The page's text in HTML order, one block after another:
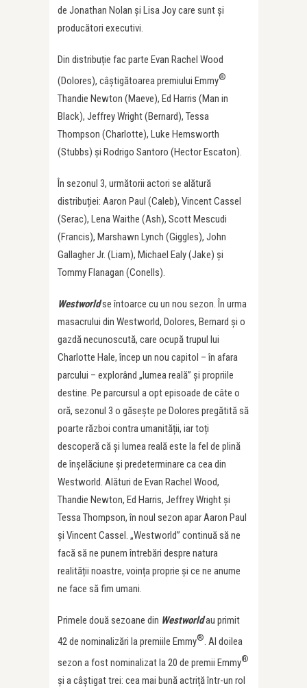
de Jonathan Nolan și Lisa Joy care sunt și
producători executivi.
Din distribuție fac parte Evan Rachel Wood
(Dolores), câștigătoarea premiului Emmy®
Thandie Newton (Maeve), Ed Harris (Man in
Black), Jeffrey Wright (Bernard), Tessa
Thompson (Charlotte), Luke Hemsworth
(Stubbs) și Rodrigo Santoro (Hector Escaton).
În sezonul 3, următorii actori se alătură
distribuției: Aaron Paul (Caleb), Vincent Cassel
(Serac), Lena Waithe (Ash), Scott Mescudi
(Francis), Marshawn Lynch (Giggles), John
Gallagher Jr. (Liam), Michael Ealy (Jake) și
Tommy Flanagan (Conells).
Westworldse întoarce cu un nou sezon. În urma
masacrului din Westworld, Dolores, Bernard și o
gazdă necunoscută, care ocupă trupul lui
Charlotte Hale, încep un nou capitol – în afara
parcului – explorând „lumea reală” și propriile
destine. Pe parcursul a opt episoade de câte o
oră, sezonul 3 o găsește pe Dolores pregătită să
poarte război contra umanității, iar toți
descoperă că și lumea reală este la fel de plină
de înșelăciune și predeterminare ca cea din
Westworld. Alături de Evan Rachel Wood,
Thandie Newton, Ed Harris, Jeffrey Wright și
Tessa Thompson, în noul sezon apar Aaron Paul
și Vincent Cassel. „Westworld” continuă să ne
facă să ne punem întrebări despre natura
realității noastre, voința proprie și ce ne anume
ne face să fim umani.
Primele două sezoane din Westworldau primit
42 de nominalizări la premiile Emmy®. Al doilea
sezon a fost nominalizat la 20 de premii Emmy®
și a câștigat trei: cea mai bună actriță într-un rol